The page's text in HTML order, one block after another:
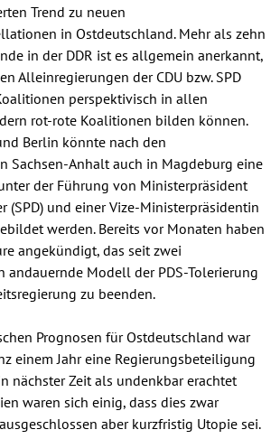
Trend zu neuen
in Ostdeutschland. Mehr als zehn
in der DDR ist es allgemein anerkannt,
Alleinregierungen der CDU bzw. SPD
perspektivisch in allen
rot-rote Koalitionen bilden können.
Berlin könnte nach den
Sachsen-Anhalt auch in Magdeburg eine
der Führung von Ministerpräsident
(SPD) und einer Vize-Ministerpräsidentin
werden. Bereits vor Monaten haben
angekündigt, das seit zwei
andauernde Modell der PDS-Tolerierung
zu beenden.
Prognosen für Ostdeutschland war
einem Jahr eine Regierungsbeteiligung
nächster Zeit als undenkbar erachtet
waren sich einig, dass dies zwar
aber kurzfristig Utopie sei.